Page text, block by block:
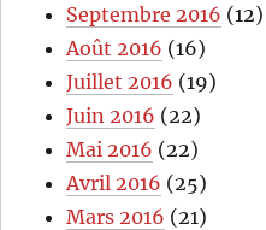
Septembre 2016 (12)
Août 2016 (16)
Juillet 2016 (19)
Juin 2016 (22)
Mai 2016 (22)
Avril 2016 (25)
Mars 2016 (21)